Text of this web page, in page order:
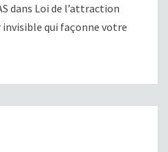
dans Loi de l’attraction
qui façonne votre